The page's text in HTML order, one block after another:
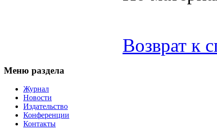
Возврат к
Меню раздела
Журнал
Новости
Издательство
Конференции
Контакты